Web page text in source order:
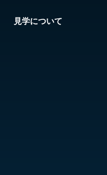
見学について